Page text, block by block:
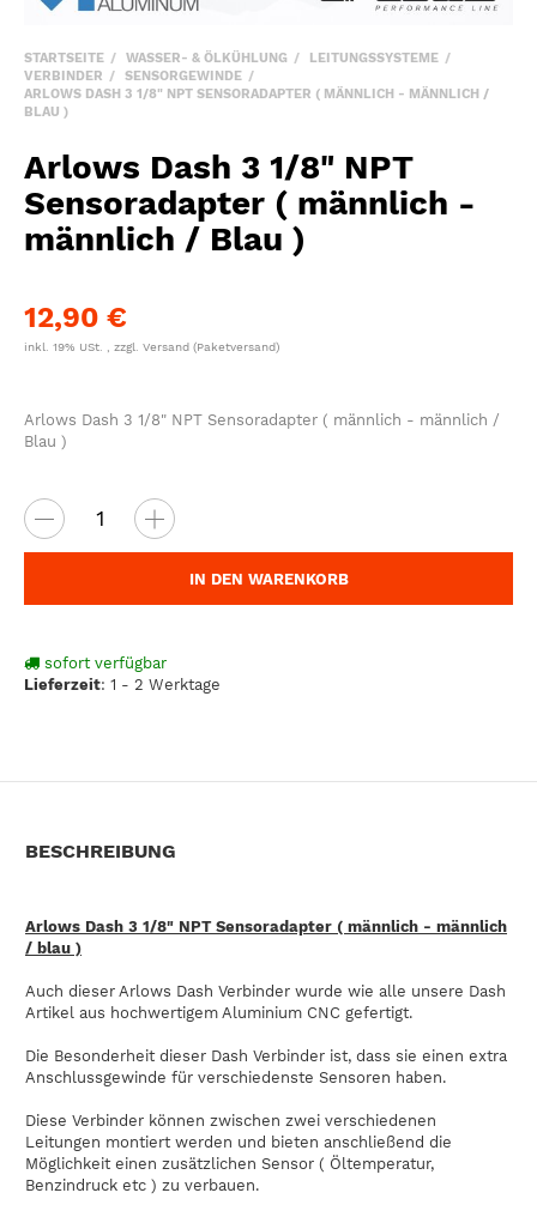
STARTSEITE WASSER- & ÖLKÜHLUNG
LEITUNGSSYSTEME
VERBINDER
SENSORGEWINDE
ARLOWS DASH 3 1/8" NPT SENSORADAPTER ( MÄNNLICH - MÄNNLICH /
BLAU )
Arlows Dash 3 1/8" NPT
Sensoradapter ( männlich -
männlich / Blau )
12,90 €
inkl. 19% USt. , zzgl. Versand (Paketversand)
Arlows Dash 3 1/8" NPT Sensoradapter ( männlich - männlich /
Blau )
IN DEN WARENKORB
sofort verfügbar
Lieferzeit: 1 - 2 Werktage
BESCHREIBUNG
Arlows Dash 3 1/8" NPT Sensoradapter ( männlich - männlich
/ blau )
Auch dieser Arlows Dash Verbinder wurde wie alle unsere Dash
Artikel aus hochwertigem Aluminium CNC gefertigt.
Die Besonderheit dieser Dash Verbinder ist, dass sie einen extra
Anschlussgewinde für verschiedenste Sensoren haben.
Diese Verbinder können zwischen zwei verschiedenen
Leitungen montiert werden und bieten anschließend die
Möglichkeit einen zusätzlichen Sensor ( Öltemperatur,
Benzindruck etc ) zu verbauen.